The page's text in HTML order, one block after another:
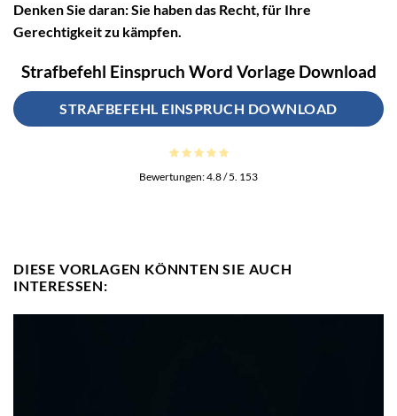
Denken Sie daran: Sie haben das Recht, für Ihre
Gerechtigkeit zu kämpfen.
Strafbefehl Einspruch Word Vorlage Download
STRAFBEFEHL EINSPRUCH DOWNLOAD
Bewertungen:4.8/ 5. 153
DIESE VORLAGEN KÖNNTEN SIE AUCH
INTERESSEN: